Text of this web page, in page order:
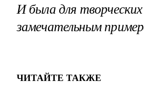
И была для
замечательным
ЧИТАЙТЕ ТАКЖЕ